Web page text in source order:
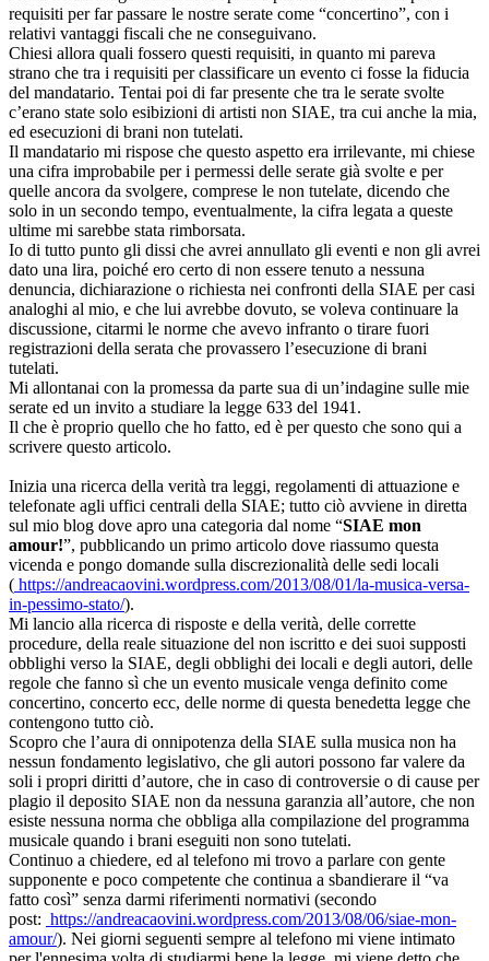
requisiti per far passare le nostre serate come “concertino”, con i
relativi vantaggi fiscali che ne conseguivano.
Chiesi allora quali fossero questi requisiti, in quanto mi pareva
strano che tra i requisiti per classificare un evento ci fosse la fiducia
del mandatario. Tentai poi di far presente che tra le serate svolte
c’erano state solo esibizioni di artisti non SIAE, tra cui anche la mia,
ed esecuzioni di brani non tutelati.
Il mandatario mi rispose che questo aspetto era irrilevante, mi chiese
una cifra improbabile per i permessi delle serate già svolte e per
quelle ancora da svolgere, comprese le non tutelate, dicendo che
solo in un secondo tempo, eventualmente, la cifra legata a queste
ultime mi sarebbe stata rimborsata.
Io di tutto punto gli dissi che avrei annullato gli eventi e non gli avrei
dato una lira, poiché ero certo di non essere tenuto a nessuna
denuncia, dichiarazione o richiesta nei confronti della SIAE per casi
analoghi al mio, e che lui avrebbe dovuto, se voleva continuare la
discussione, citarmi le norme che avevo infranto o tirare fuori
registrazioni della serata che provassero l’esecuzione di brani
tutelati.
Mi allontanai con la promessa da parte sua di un’indagine sulle mie
serate ed un invito a studiare la legge 633 del 1941.
Il che è proprio quello che ho fatto, ed è per questo che sono qui a
scrivere questo articolo.
Inizia una ricerca della verità tra leggi, regolamenti di attuazione e
telefonate agli uffici centrali della SIAE; tutto ciò avviene in diretta
sul mio blog dove apro una categoria dal nome “SIAE mon
amour!”, pubblicando un primo articolo dove riassumo questa
vicenda e pongo domande sulla discrezionalità delle sedi locali
( https://andreacaovini.wordpress.com/2013/08/01/la-musica-versa-
in-pessimo-stato/).
Mi lancio alla ricerca di risposte e della verità, delle corrette
procedure, della reale situazione del non iscritto e dei suoi supposti
obblighi verso la SIAE, degli obblighi dei locali e degli autori, delle
regole che fanno sì che un evento musicale venga definito come
concertino, concerto ecc, delle norme di questa benedetta legge che
contengono tutto ciò.
Scopro che l’aura di onnipotenza della SIAE sulla musica non ha
nessun fondamento legislativo, che gli autori possono far valere da
soli i propri diritti d’autore, che in caso di controversie o di cause per
plagio il deposito SIAE non da nessuna garanzia all’autore, che non
esiste nessuna norma che obbliga alla compilazione del programma
musicale quando i brani eseguiti non sono tutelati.
Continuo a chiedere, ed al telefono mi trovo a parlare con gente
supponente e poco competente che continua a sbandierare il “va
fatto così” senza darmi riferimenti normativi (secondo
post: https://andreacaovini.wordpress.com/2013/08/06/siae-mon-
amour/). Nei giorni seguenti sempre al telefono mi viene intimato